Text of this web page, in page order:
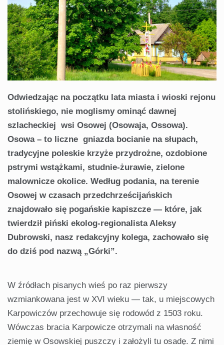
Odwiedzając na początku lata miasta i wioski rejonu
stolińskiego, nie moglismy ominąć dawnej
szlacheckiej wsi Osowej (Osowaja, Ossowa).
Osowa – to liczne gniazda bocianie na słupach,
tradycyjne poleskie krzyże przydrożne, ozdobione
pstrymi wstążkami, studnie-żurawie, zielone
malownicze okolice. Według podania, na terenie
Osowej w czasach przedchrześcijańskich
znajdowało się pogańskie kapiszcze — które, jak
twierdził piński ekolog-regionalista Aleksy
Dubrowski, nasz redakcyjny kolega, zachowało się
do dziś pod nazwą „Górki”.
W źródłach pisanych wieś po raz pierwszy
wzmiankowana jest w XVI wieku — tak, u miejscowych
Karpowiczów przechowuje się rodowód z 1503 roku.
Wówczas bracia Karpowicze otrzymali na własność
ziemię w Osowskiej puszczy i założyli tu osadę. Z nimi